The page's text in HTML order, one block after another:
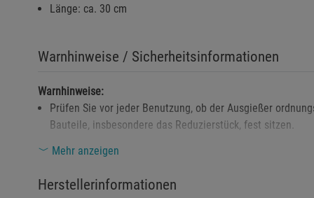
Länge: ca. 30 cm
Warnhinweise / Sicherheitsinformationen
Warnhinweise:
Prüfen Sie vor jeder Benutzung, ob der Ausgießer
Bauteile, insbesondere das Reduzierstück, fest sitzen.
Der Ausgießer ist ausschließlich für die Verwendung mit
Mehr anzeigen
Herstellerinformationen